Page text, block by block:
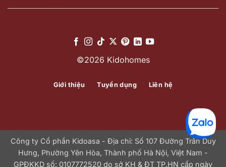
©2026 Kidohomes
Giới thiệu Tuyển dụng Liên hệ
Công ty Cổ phần Kidoasa - Địa chỉ: Số 107 Đường Trần Duy
Hưng, Phường Yên Hòa, Thành phố Hà Nội, Việt Nam -
GPĐKKD số: 0107772520 do sở KH & ĐT TP.HN cấp ngày